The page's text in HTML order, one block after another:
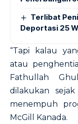
Terlibat
Deportasi 25
“Tapi kalau
atau
Fathullah
dilakukan
menempuh
McGill Kanada.